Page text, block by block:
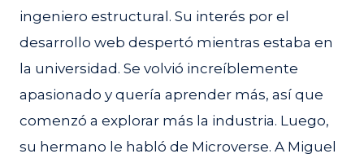
ingeniero estructural. Su interés por el
desarrollo web despertó mientras estaba en
la universidad. Se volvió increíblemente
apasionado y quería aprender más, así que
comenzó a explorar más la industria. Luego,
su hermano le habló de Microverse. A Miguel